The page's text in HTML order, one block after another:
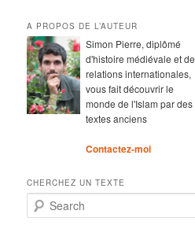
A PROPOS DE L’AUTEUR
Simon Pierre, diplômé
d'histoire médiévale et de
relations internationales,
vous fait découvrir le
monde de l'Islam par des
textes anciens
Contactez-moi
CHERCHEZ UN TEXTE
Search